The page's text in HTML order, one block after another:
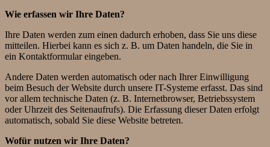
Wie erfassen wir Ihre Daten?
Ihre Daten werden zum einen dadurch erhoben, dass Sie uns diese
mitteilen. Hierbei kann es sich z. B. um Daten handeln, die Sie in
ein Kontaktformular eingeben.
Andere Daten werden automatisch oder nach Ihrer Einwilligung
beim Besuch der Website durch unsere IT-Systeme erfasst. Das sind
vor allem technische Daten (z. B. Internetbrowser, Betriebssystem
oder Uhrzeit des Seitenaufrufs). Die Erfassung dieser Daten erfolgt
automatisch, sobald Sie diese Website betreten.
Wofür nutzen wir Ihre Daten?